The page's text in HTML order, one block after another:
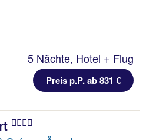
5 Nächte, Hotel + Flug
Preis p.P. ab 831 €